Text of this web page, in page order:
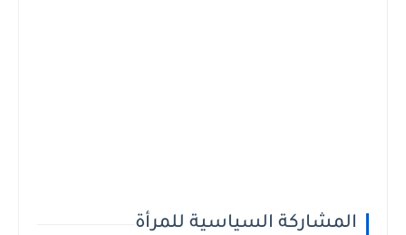
المشاركة السياسية للمرأة